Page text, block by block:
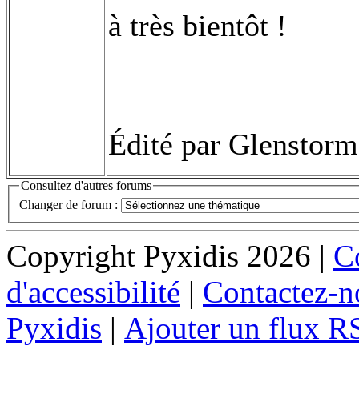
à très bientôt !
Édité par
Consultez d'autres forums
Changer de forum :
Copyright Pyxidis 2026 |
d'accessibilité | Contactez-
Pyxidis | Ajouter un flux